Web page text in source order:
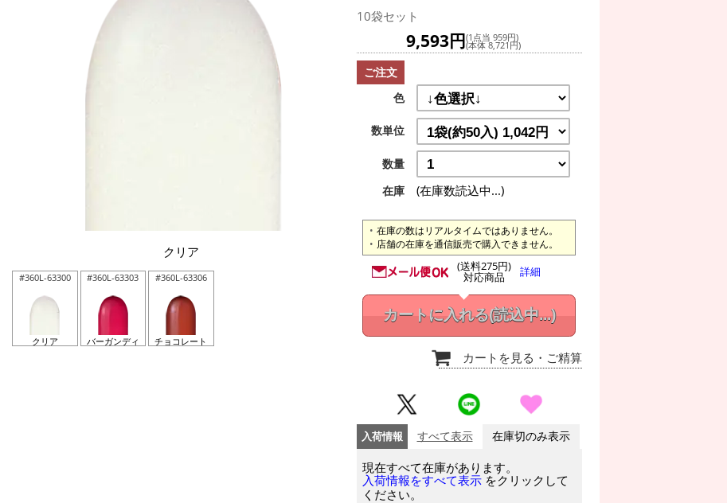
クリア
#360L-63300
クリア
#360L-63303
バーガンディ
#360L-63306
チョコレート
10袋セット
9,593円(1点当 959円)
(本体 8,721円)
ご注文
色
数単位
数量
在庫
(在庫数読込中...)
在庫の数はリアルタイムではありません。
店舗の在庫を通信販売で購入できません。
(送料275円)
対応商品 詳細
カートに入れる(読込中...)
カートを見る ・ご精算
入荷情報 すべて表示 在庫切のみ表示
現在すべて在庫があります。
入荷情報をすべて表示 をクリックして
ください。